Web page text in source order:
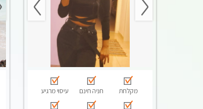
מקלחת חניה חינם עיסוי מרגיע